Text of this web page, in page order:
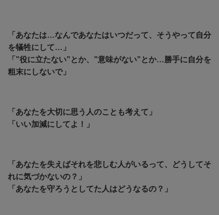
「あなたは…なんであなたはいつだって、そうやって自分
を犠牲にして…」
「”役に立たない”とか、”意味がない”とか…勝手に自分を
粗末にしないで」
「あなたを大切に思う人のことも考えて」
「いい加減にしてよ！」
「あなたを失えばそれを悲しむ人がいるって、どうしてそ
れに気づかないの？」
「あなたを守ろうとしてた人はどうなるの？」